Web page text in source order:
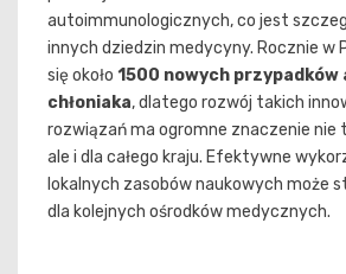
autoimmunologicznych, co jest
innych dziedzin medycyny. Rocznie w
się około 1500 nowych przypadków
chłoniaka, dlatego rozwój takich
rozwiązań ma ogromne znaczenie nie
ale i dla całego kraju. Efektywne
lokalnych zasobów naukowych może
dla kolejnych ośrodków medycznych.